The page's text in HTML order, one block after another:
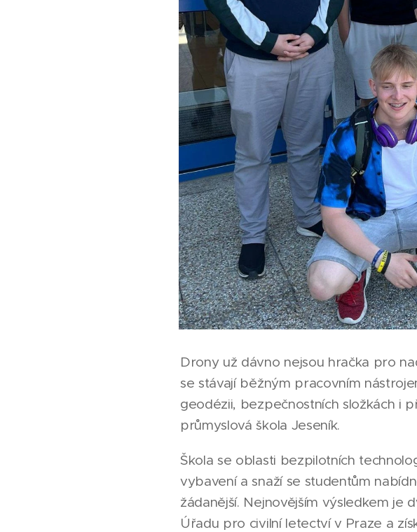
Drony už dávno nejsou hračka pro
se stávají běžným pracovním
geodézii, bezpečnostních složkách i
průmyslová škola Jeseník.
Škola se oblasti bezpilotních
vybavení a snaží se studentům
žádanější. Nejnovějším výsledkem je
Úřadu pro civilní letectví v Praze a